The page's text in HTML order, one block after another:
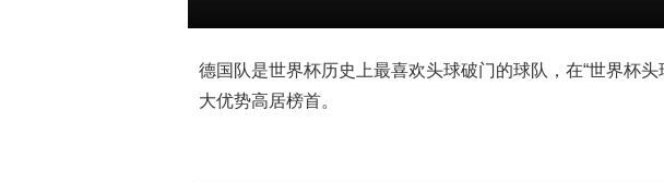
德国队是世界杯历史上最喜欢头球破门的球队，在“世界杯
大优势高居榜首。